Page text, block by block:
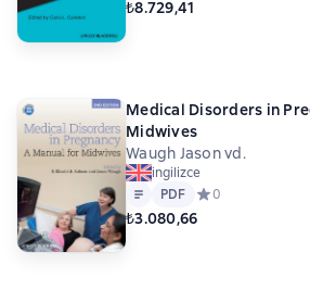
₺8.729,41
Medical Disorders in
Midwives
Waugh Jason vd.
ingilizce
Metin
PDF
PDF Средний рейтинг
0
₺3.080,66